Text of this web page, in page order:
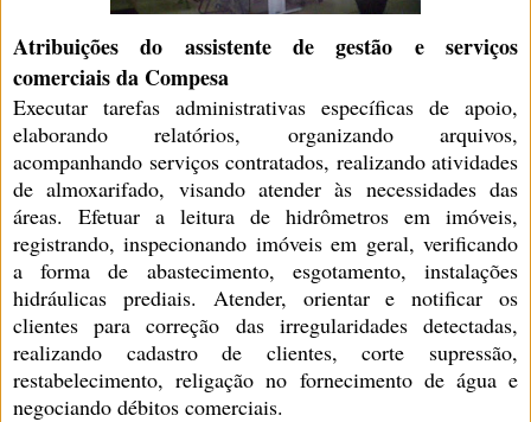
Atribuições do assistente de gestão e serviços
comerciais da Compesa
Executar tarefas administrativas específicas de apoio,
elaborando relatórios, organizando arquivos,
acompanhando serviços contratados, realizando atividades
de almoxarifado, visando atender às necessidades das
áreas. Efetuar a leitura de hidrômetros em imóveis,
registrando, inspecionando imóveis em geral, verificando
a forma de abastecimento, esgotamento, instalações
hidráulicas prediais. Atender, orientar e notificar os
clientes para correção das irregularidades detectadas,
realizando cadastro de clientes, corte supressão,
restabelecimento, religação no fornecimento de água e
negociando débitos comerciais.